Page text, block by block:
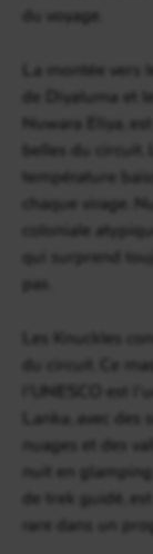
du voyage.
La montée vers
de Diyaluma et
Nuwara Eliya,
belles du
température
chaque virage.
coloniale
qui surprend
pas.
Les Knuckles
du circuit. Ce
l’UNESCO est
Lanka, avec
nuages et des
nuit en
de trek guidé,
rare dans un